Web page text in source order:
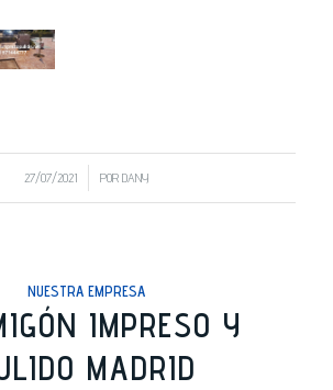
27/07/2021 PORDANY
NUESTRA EMPRESA
IMPRESO Y
MADRID